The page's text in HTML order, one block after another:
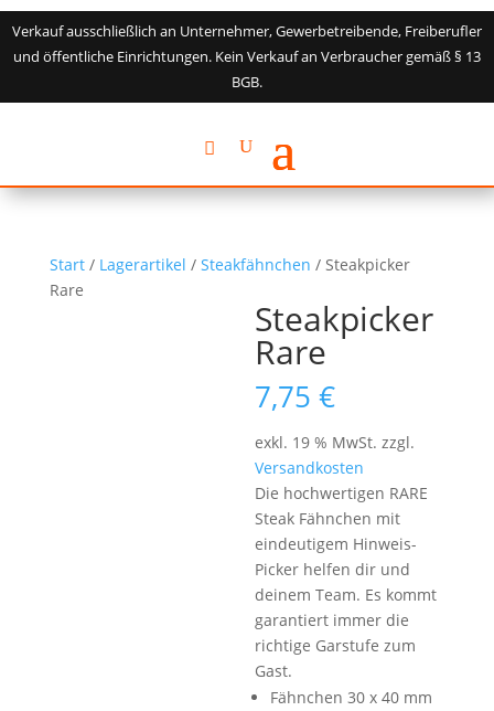
Verkauf ausschließlich an Unternehmer, Gewerbetreibende, Freiberufler
und öffentliche Einrichtungen. Kein Verkauf an Verbraucher gemäß § 13
BGB.
Start/ Lagerartikel / Steakfähnchen / Steakpicker
Rare
Steakpicker
Rare
7,75€
exkl. 19 % MwSt. zzgl.
Versandkosten
Die hochwertigen RARE
Steak Fähnchen mit
eindeutigem Hinweis-
Picker helfen dir und
deinem Team. Es kommt
garantiert immer die
richtige Garstufe zum
Gast.
Fähnchen 30 x 40 mm